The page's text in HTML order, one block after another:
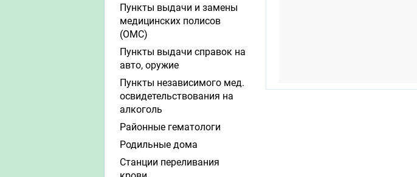
Пункты выдачи и замены
медицинских полисов
(ОМС)
Пункты выдачи справок на
авто, оружие
Пункты независимого мед.
освидетельствования на
алкоголь
Районные гематологи
Родильные дома
Станции переливания